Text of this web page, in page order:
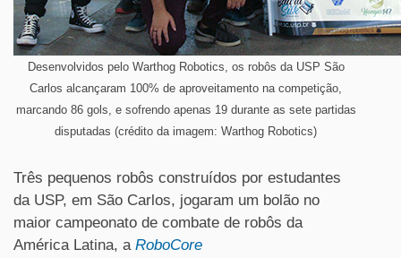
Desenvolvidos pelo Warthog Robotics, os robôs da USP São
Carlos alcançaram 100% de aproveitamento na competição,
marcando 86 gols, e sofrendo apenas 19 durante as sete partidas
disputadas (crédito da imagem: Warthog Robotics)
Três pequenos robôs construídos por estudantes
da USP, em São Carlos, jogaram um bolão no
maior campeonato de combate de robôs da
América Latina, a RoboCore